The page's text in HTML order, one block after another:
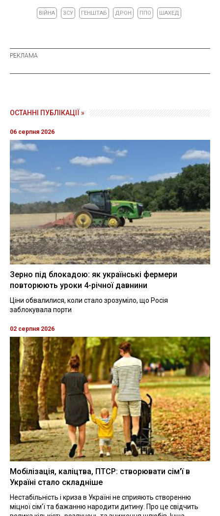
ВІЙНА ЗСУ ГЕНШТАБ ДРОН ППО ШАХЕД
ОСТАННІ ПУБЛІКАЦІЇ »
06 серпня 2026
Зерно під блокадою: як українські фермери
повторюють уроки 4-річної давнини
Ціни обвалилися, коли стало зрозуміло, що Росія
заблокувала порти
02 серпня 2026
Мобілізація, каліцтва, ПТСР: створювати сім'ї в
Україні стало складніше
Нестабільність і криза в Україні не сприяють створенню
міцної сім'ї та бажанню народити дитину. Про це свідчить